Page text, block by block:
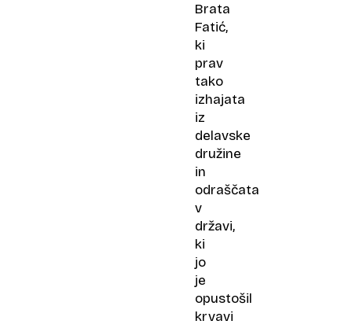
Brata
Fatić,
ki
prav
tako
izhajata
iz
delavske
družine
in
odraščata
v
državi,
ki
jo
je
opustošil
krvavi